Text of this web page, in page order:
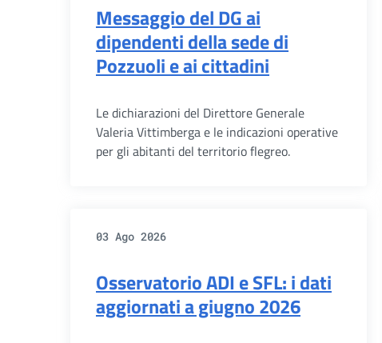
Messaggio del DG ai
dipendenti della sede di
Pozzuoli e ai cittadini
Le dichiarazioni del Direttore Generale
Valeria Vittimberga e le indicazioni operative
per gli abitanti del territorio flegreo.
03 Ago 2026
Osservatorio ADI e SFL: i dati
aggiornati a giugno 2026